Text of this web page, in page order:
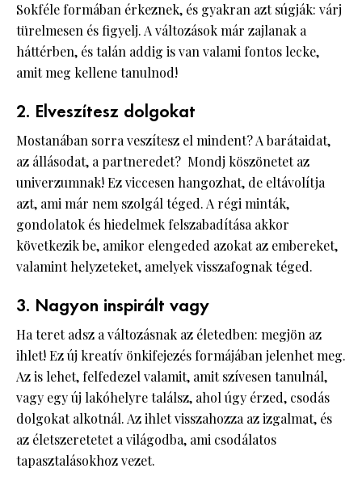
Sokféle formában érkeznek, és gyakran azt súgják: várj
türelmesen és figyelj. A változások már zajlanak a
háttérben, és talán addig is van valami fontos lecke,
amit meg kellene tanulnod!
2. Elveszítesz dolgokat
Mostanában sorra veszítesz el mindent? A barátaidat,
az állásodat, a partneredet? Mondj köszönetet az
univerzumnak! Ez viccesen hangozhat, de eltávolítja
azt, ami már nem szolgál téged. A régi minták,
gondolatok és hiedelmek felszabadítása akkor
következik be, amikor elengeded azokat az embereket,
valamint helyzeteket, amelyek visszafognak téged.
3. Nagyon inspirált vagy
Ha teret adsz a változásnak az életedben: megjön az
ihlet! Ez új kreatív önkifejezés formájában jelenhet meg.
Az is lehet, felfedezel valamit, amit szívesen tanulnál,
vagy egy új lakóhelyre találsz, ahol úgy érzed, csodás
dolgokat alkotnál. Az ihlet visszahozza az izgalmat, és
az életszeretetet a világodba, ami csodálatos
tapasztalásokhoz vezet.